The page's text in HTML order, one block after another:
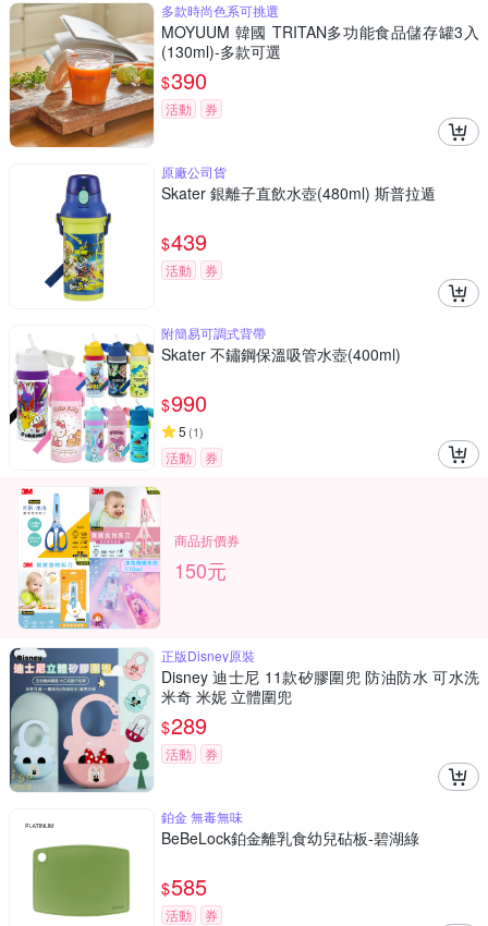
多款時尚色系可挑選
MOYUUM 韓國 TRITAN多功能食品儲存罐3入
(130ml)-多款可選
$390
活動 券
原廠公司貨
Skater 銀離子直飲水壺(480ml) 斯普拉遁
$439
活動 券
附簡易可調式背帶
Skater 不鏽鋼保溫吸管水壺(400ml)
$990
5 (1)
活動 券
商品折價券
150元
正版Disney原裝
Disney 迪士尼 11款矽膠圍兜 防油防水 可水洗
米奇 米妮 立體圍兜
$289
活動 券
鉑金 無毒無味
BeBeLock鉑金離乳食幼兒砧板-碧湖綠
$585
活動 券